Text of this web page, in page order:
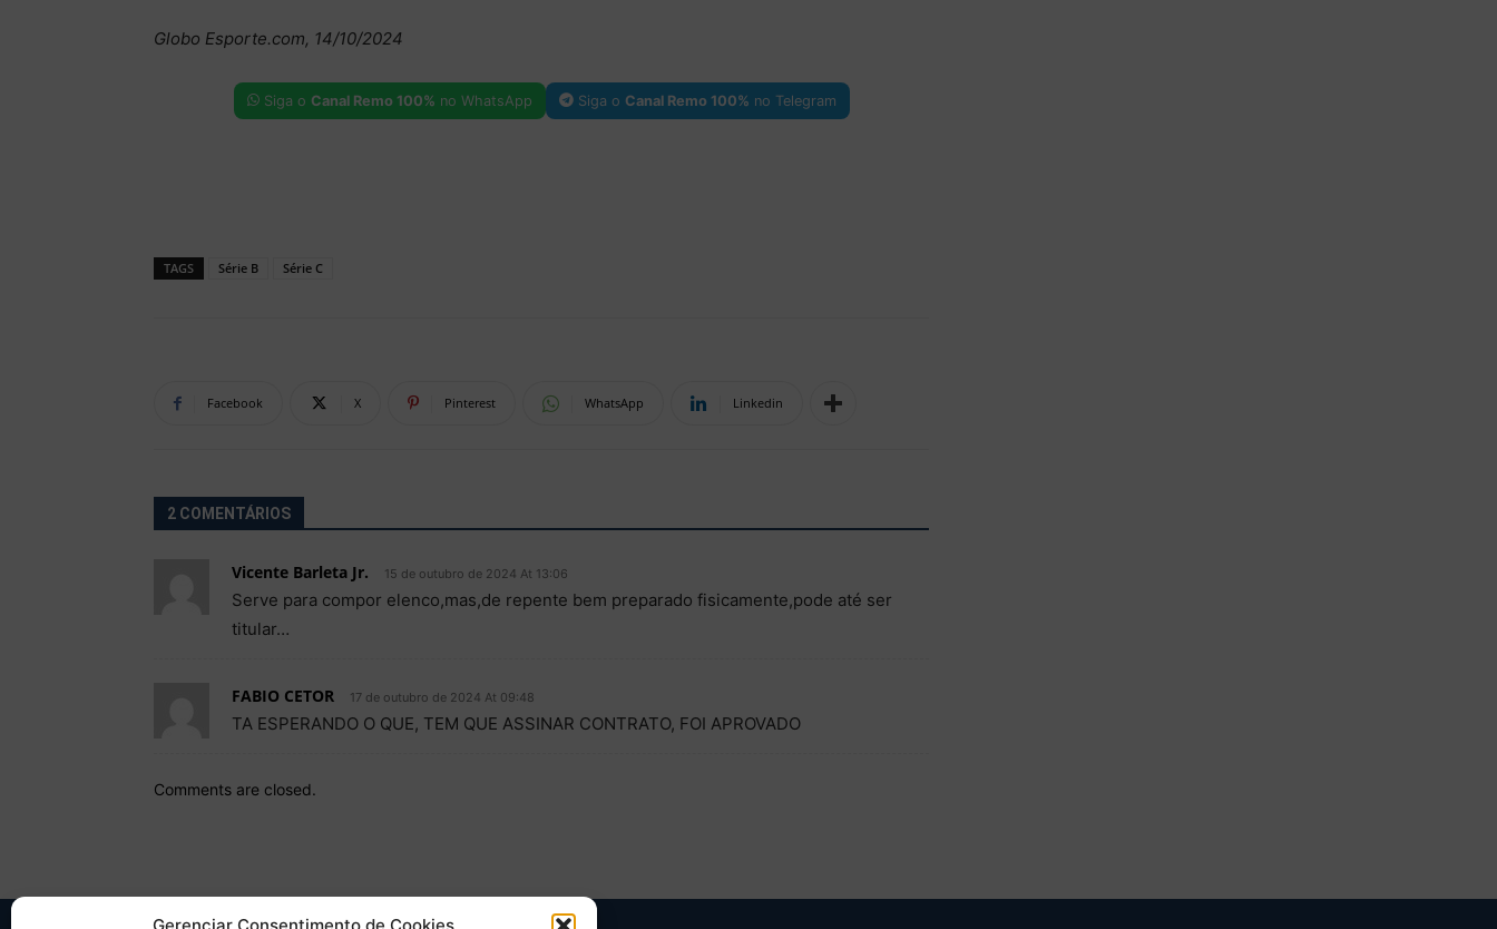
Globo Esporte.com, 14/10/2024
Siga o Canal Remo 100% no WhatsApp Siga o Canal Remo 100% no Telegram
TAGS Série B Série C
Facebook X Pinterest WhatsApp Linkedin
2 COMENTÁRIOS
Vicente Barleta Jr. 15 de outubro de 2024 At 13:06
Serve para compor elenco,mas,de repente bem preparado fisicamente,pode até ser
titular…
FABIO CETOR 17 de outubro de 2024 At 09:48
TA ESPERANDO O QUE, TEM QUE ASSINAR CONTRATO, FOI APROVADO
Comments are closed.